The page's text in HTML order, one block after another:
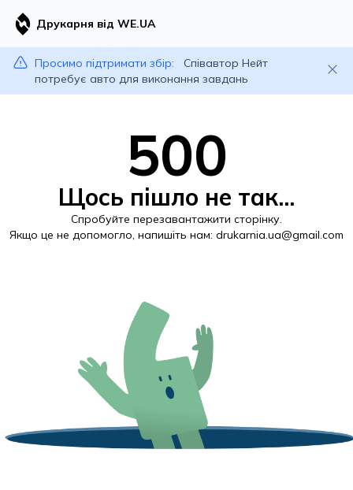
Друкарня від WE.UA
Просимо підтримати збір:
Співавтор Нейт
потребує авто для виконання завдань
500
Щось пішло не так...
Спробуйте перезавантажити сторінку.
Якщо це не допомогло, напишіть нам: drukarnia.ua@gmail.com